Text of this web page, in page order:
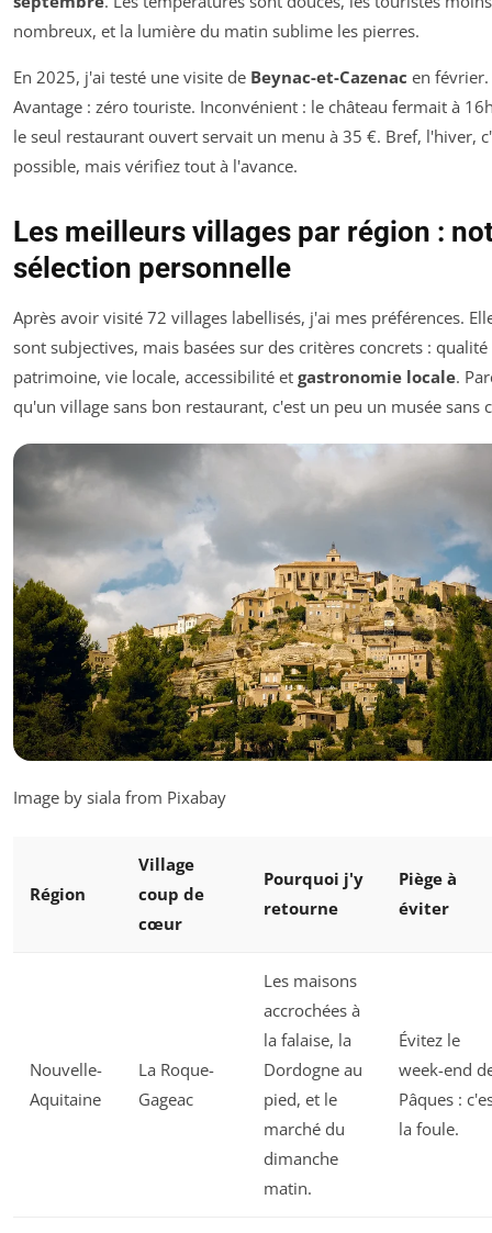
nombreux, et la lumière du matin sublime les pierres.
En 2025, j'ai testé une visite de Beynac-et-Cazenac en février.
Avantage : zéro touriste. Inconvénient : le château fermait à
le seul restaurant ouvert servait un menu à 35 €. Bref, l'hiver,
possible, mais vérifiez tout à l'avance.
Les meilleurs villages par région :
sélection personnelle
Après avoir visité 72 villages labellisés, j'ai mes préférences.
sont subjectives, mais basées sur des critères concrets :
patrimoine, vie locale, accessibilité et gastronomie locale.
qu'un village sans bon restaurant, c'est un peu un musée sans
Image by siala from Pixabay
Région
Village
coup de
cœur
Pourquoi j'y
retourne
Piège à
éviter
Nouvelle-
Aquitaine
La Roque-
Gageac
Les maisons
accrochées à
la falaise, la
Dordogne au
pied, et le
marché du
dimanche
matin.
Évitez le
week-end
Pâques :
la foule.